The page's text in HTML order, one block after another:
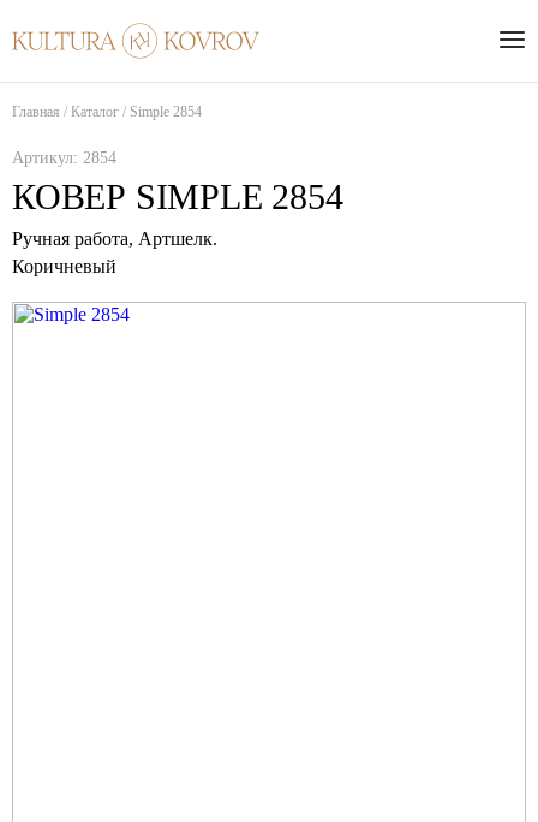
Главная / Каталог / Simple 2854
Артикул: 2854
КОВЕР SIMPLE 2854
Ручная работа, Артшелк.
Коричневый